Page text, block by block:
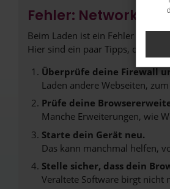
Fehler: Network
Beim Laden ist ein Fehler
Hier sind ein paar Tipps, die dir
Überprüfe deine Firewall
Laden andere Webseiten,
Prüfe deine
Manche Erweiterungen, wie
Starte dein Gerät neu.
Das kann manchmal helfen,
Stelle sicher, dass dein
Veraltete Software birgt nicht